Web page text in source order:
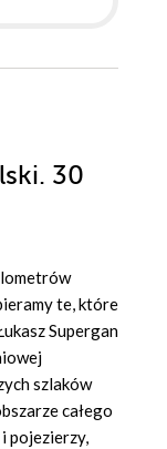
30
te, które
Supergan
szlaków
całego
pojezierzy,